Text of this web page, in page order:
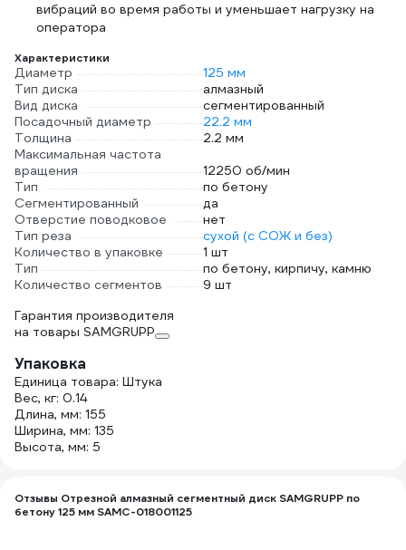
вибраций во время работы и уменьшает нагрузку на
оператора
Характеристики
Диаметр
125 мм
Тип диска
алмазный
Вид диска
сегментированный
Посадочный диаметр
22.2 мм
Толщина
2.2 мм
Максимальная частота
вращения
12250 об/мин
Тип
по бетону
Сегментированный
да
Отверстие поводковое
нет
Тип реза
сухой (с СОЖ и без)
Количество в упаковке
1 шт
Тип
по бетону, кирпичу, камню
Количество сегментов
9 шт
Гарантия производителя
на товары SAMGRUPP
Упаковка
Единица товара: Штука
Вес, кг: 0.14
Длина, мм: 155
Ширина, мм: 135
Высота, мм: 5
Отзывы Отрезной алмазный сегментный диск SAMGRUPP по
бетону 125 мм SAMC-018001125